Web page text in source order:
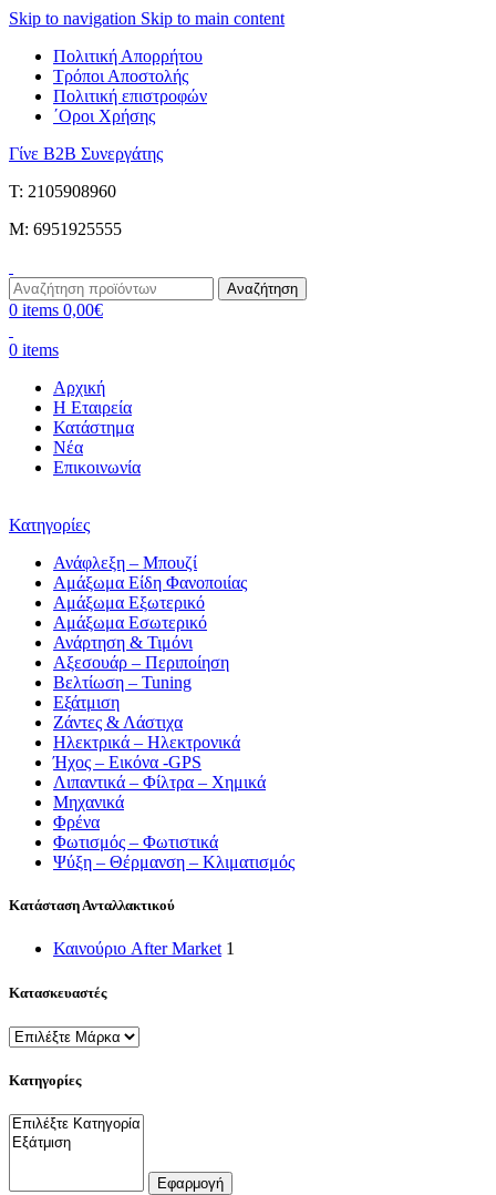
Skip to navigation Skip to main content
Πολιτική Απορρήτου
Τρόποι Αποστολής
Πολιτική επιστροφών
΄Οροι Χρήσης
Γίνε B2B Συνεργάτης
Τ: 2105908960
M: 6951925555
Αναζήτηση
0 items 0,00€
0 items
Αρχική
Η Εταιρεία
Κατάστημα
Νέα
Επικοινωνία
Κατηγορίες
Ανάφλεξη – Μπουζί
Αμάξωμα Είδη Φανοποιίας
Αμάξωμα Εξωτερικό
Αμάξωμα Εσωτερικό
Ανάρτηση & Τιμόνι
Αξεσουάρ – Περιποίηση
Βελτίωση – Tuning
Εξάτμιση
Ζάντες & Λάστιχα
Ηλεκτρικά – Ηλεκτρονικά
Ήχος – Εικόνα -GPS
Λιπαντικά – Φίλτρα – Χημικά
Μηχανικά
Φρένα
Φωτισμός – Φωτιστικά
Ψύξη – Θέρμανση – Κλιματισμός
Κατάσταση Ανταλλακτικού
Καινούριο After Market 1
Κατασκευαστές
Κατηγορίες
Εφαρμογή